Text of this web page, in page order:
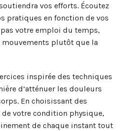
vos efforts. Écoutez
pratiques en fonction de vos
votre emploi du temps,
plutôt que la
inspirée des techniques
d’atténuer les douleurs
En choisissant des
votre condition physique,
de chaque instant tout